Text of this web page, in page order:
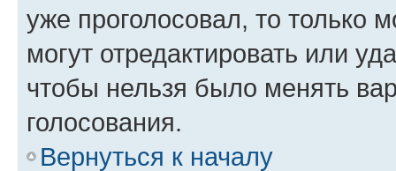
уже проголосовал, то только
могут отредактировать или
чтобы нельзя было менять
голосования.
Вернуться к началу